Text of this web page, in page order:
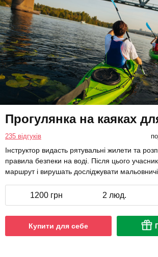
Прогулянка на каяках
235 відгуків
Інструктор видасть рятувальні жилети та
правила безпеки на воді. Після цього
маршрут і вирушать досліджувати
1200 грн 2 люд.
Купити для себе